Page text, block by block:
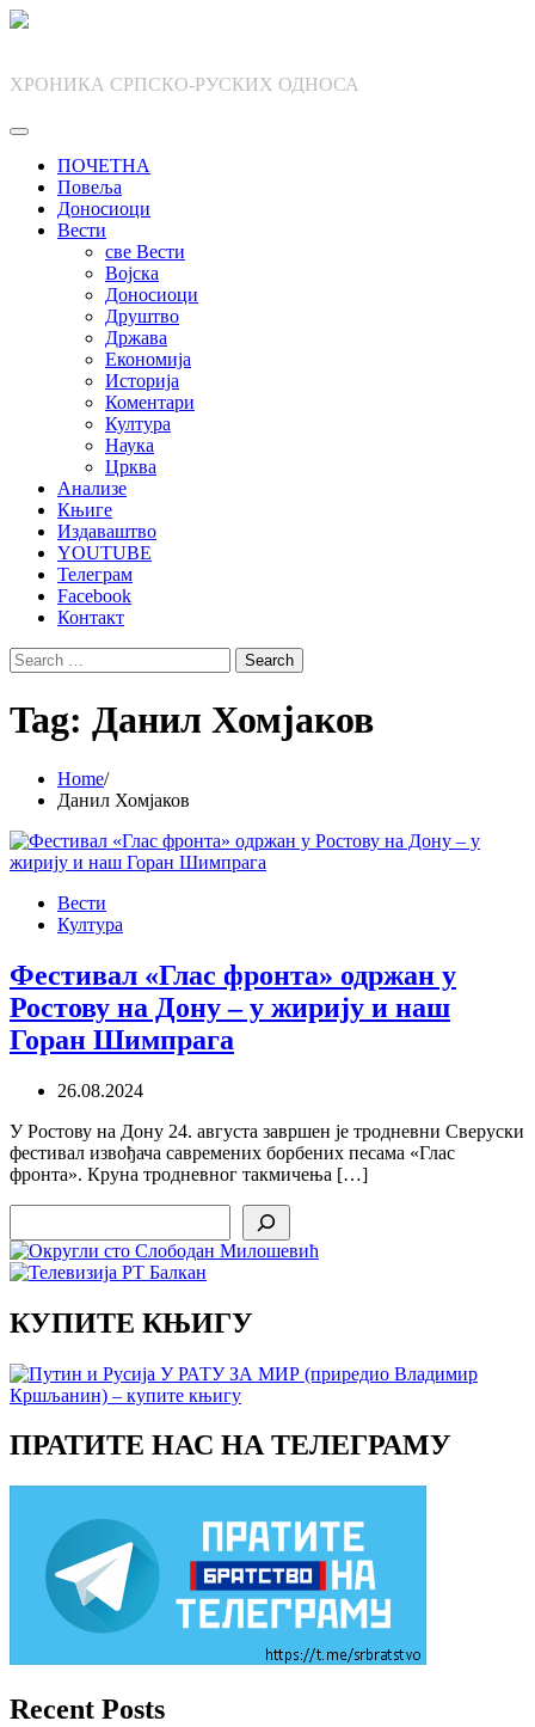
Skip
ХРОНИКА СРПСКО-РУСКИХ ОДНОСА
ПОЧЕТНА
Повеља
Доносиоци
Вести
све Вести
Војска
Доносиоци
Друштво
Држава
Економија
Историја
Коментари
Култура
Наука
Црква
Анализе
Књиге
Издаваштво
YOUTUBE
Телеграм
Facebook
Контакт
Search
for:
Tag: Данил Хомјаков
Home
Данил Хомјаков
Вести
Култура
Фестивал «Глас фронта» одржан у
Ростову на Дону – у жирију и наш
Горан Шимпрага
26.08.2024
У Ростову на Дону 24. августа завршен је тродневни Сверуски
фестивал извођача савремених борбених песама «Глас
фронта». Круна тродневног такмичења […]
КУПИТЕ КЊИГУ
ПРАТИТЕ НАС НА ТЕЛЕГРАМУ
Recent Posts